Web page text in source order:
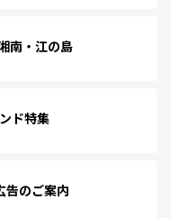
南・江の島
ド特集
告のご案内